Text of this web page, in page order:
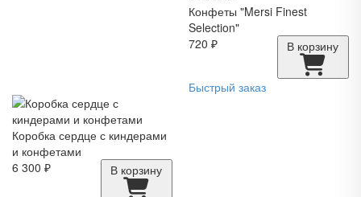
Конфеты "Mersi Finest
Selection"
720 ₽
В корзину
Быстрый заказ
Коробка сердце с киндерами
и конфетами
6 300 ₽
В корзину